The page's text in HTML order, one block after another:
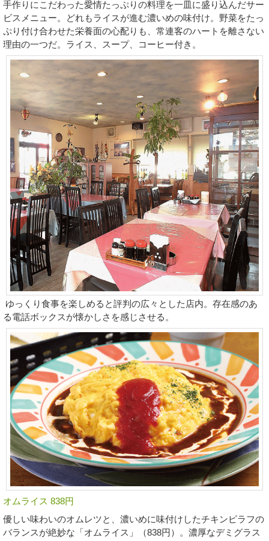
手作りにこだわった愛情たっぷりの料理を一皿に盛り込んだサー
ビスメニュー。どれもライスが進む濃いめの味付け。野菜をたっ
ぷり付け合わせた栄養面の心配りも、常連客のハートを離さない
理由の一つだ。ライス、スープ、コーヒー付き。
ゆっくり食事を楽しめると評判の広々とした店内。存在感のあ
る電話ボックスが懐かしさを感じさせる。
オムライス 838円
優しい味わいのオムレツと、濃いめに味付けしたチキンピラフの
バランスが絶妙な「オムライス」（838円）。濃厚なデミグラス